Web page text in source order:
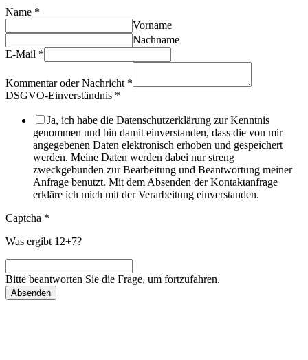
Name *
Vorname
Nachname
E-Mail *
Kommentar oder Nachricht *
DSGVO-Einverständnis *
Ja, ich habe die Datenschutzerklärung zur Kenntnis
genommen und bin damit einverstanden, dass die von mir
angegebenen Daten elektronisch erhoben und gespeichert
werden. Meine Daten werden dabei nur streng
zweckgebunden zur Bearbeitung und Beantwortung meiner
Anfrage benutzt. Mit dem Absenden der Kontaktanfrage
erkläre ich mich mit der Verarbeitung einverstanden.
Captcha *
Was ergibt 12+7?
Bitte beantworten Sie die Frage, um fortzufahren.
Absenden